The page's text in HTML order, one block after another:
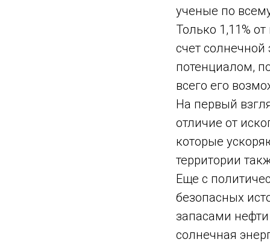
ученые по
Только 1,11%
счет
потенциалом,
всего его
На первый
отличие от
которые
территории
Еще с
безопасных
запасами
солнечная